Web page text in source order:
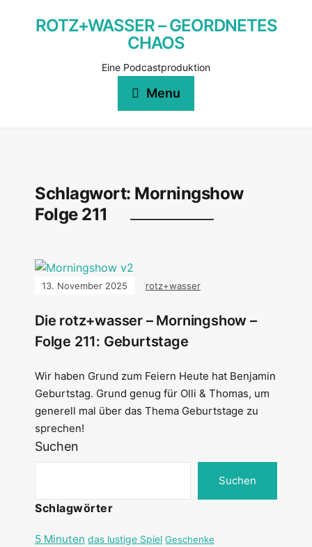
ROTZ+WASSER – GEORDNETES
CHAOS
Eine Podcastproduktion
Menu
Schlagwort: Morningshow
Folge 211
13. November 2025 rotz+wasser
Die rotz+wasser – Morningshow –
Folge 211: Geburtstage
Wir haben Grund zum Feiern Heute hat Benjamin
Geburtstag. Grund genug für Olli & Thomas, um
generell mal über das Thema Geburtstage zu
sprechen!
Suchen
Suchen
Schlagwörter
5 Minuten das lustige Spiel Geschenke